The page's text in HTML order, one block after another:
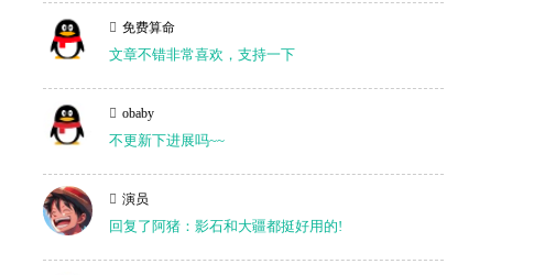
免费算命
文章不错非常喜欢，支持一下
obaby
不更新下进展吗~~
演员
回复了阿猪：影石和大疆都挺好用的!